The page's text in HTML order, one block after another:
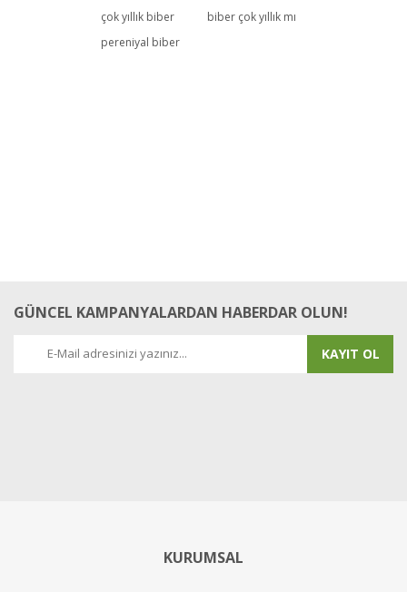
çok yıllık biber
biber çok yıllık mı
pereniyal biber
GÜNCEL KAMPANYALARDAN HABERDAR OLUN!
KAYIT OL
KURUMSAL